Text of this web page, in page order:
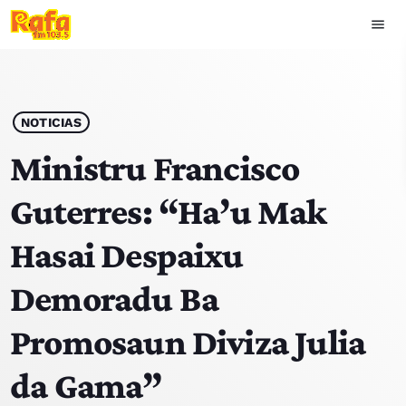
menu
play_arrow OUVIR RAFA
HOME
NOTISIA
EKIPA
TOP 15
PODCAST SIRA
NOTICIAS
Ministru Francisco
Guterres: “Ha’u Mak
Hasai Despaixu
Demoradu Ba
Promosaun Diviza Julia
da Gama”